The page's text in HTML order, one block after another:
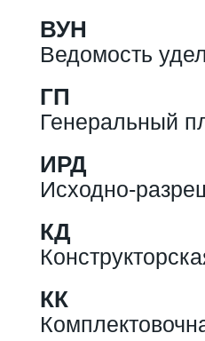
ВУН
Ведомость
ГП
Генеральный
ИРД
Исходно-
КД
КК